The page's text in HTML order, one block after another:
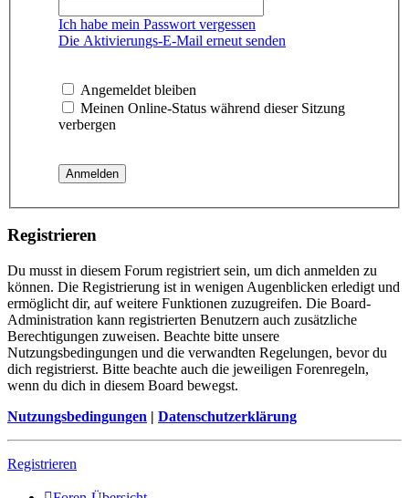
Ich habe mein Passwort vergessen
Die Aktivierungs-E-Mail erneut senden
Angemeldet bleiben
Meinen Online-Status während dieser Sitzung
verbergen
Registrieren
Du musst in diesem Forum registriert sein, um dich anmelden zu
können. Die Registrierung ist in wenigen Augenblicken erledigt und
ermöglicht dir, auf weitere Funktionen zuzugreifen. Die Board-
Administration kann registrierten Benutzern auch zusätzliche
Berechtigungen zuweisen. Beachte bitte unsere
Nutzungsbedingungen und die verwandten Regelungen, bevor du
dich registrierst. Bitte beachte auch die jeweiligen Forenregeln,
wenn du dich in diesem Board bewegst.
Nutzungsbedingungen | Datenschutzerklärung
Registrieren